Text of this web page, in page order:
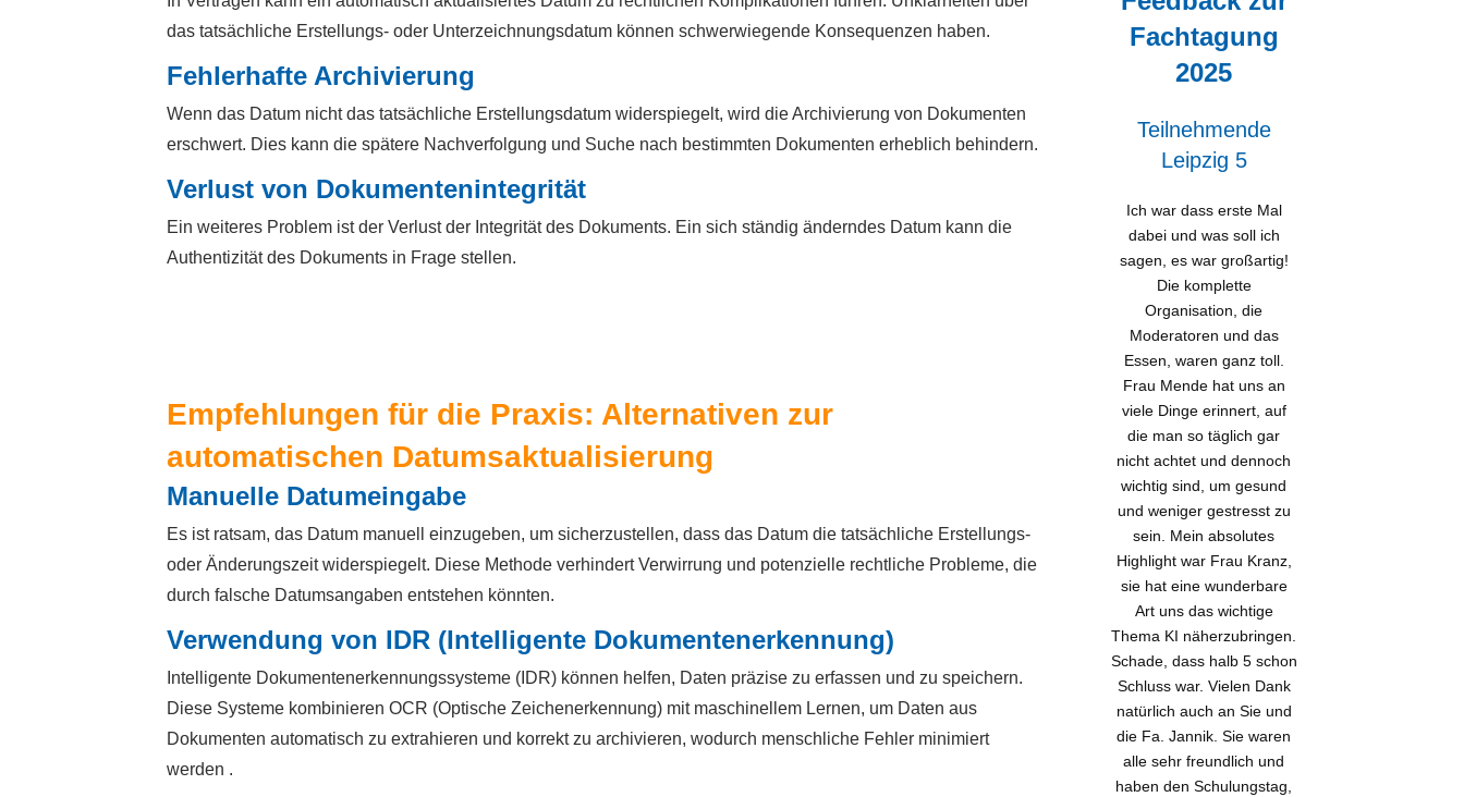
das tatsächliche Erstellungs- oder Unterzeichnungsdatum können schwerwiegende Konsequenzen haben.
Fehlerhafte Archivierung
Wenn das Datum nicht das tatsächliche Erstellungsdatum widerspiegelt, wird die Archivierung von Dokumenten
erschwert. Dies kann die spätere Nachverfolgung und Suche nach bestimmten Dokumenten erheblich behindern.
Verlust von Dokumentenintegrität
Ein weiteres Problem ist der Verlust der Integrität des Dokuments. Ein sich ständig änderndes Datum kann die
Authentizität des Dokuments in Frage stellen.
Empfehlungen für die Praxis: Alternativen zur
automatischen Datumsaktualisierung
Manuelle Datumeingabe
Es ist ratsam, das Datum manuell einzugeben, um sicherzustellen, dass das Datum die tatsächliche Erstellungs-
oder Änderungszeit widerspiegelt. Diese Methode verhindert Verwirrung und potenzielle rechtliche Probleme, die
durch falsche Datumsangaben entstehen könnten.
Verwendung von IDR (Intelligente Dokumentenerkennung)
Intelligente Dokumentenerkennungssysteme (IDR) können helfen, Daten präzise zu erfassen und zu speichern.
Diese Systeme kombinieren OCR (Optische Zeichenerkennung) mit maschinellem Lernen, um Daten aus
Dokumenten automatisch zu extrahieren und korrekt zu archivieren, wodurch menschliche Fehler minimiert
werden .
Fachtagung
2025
Teilnehmende
Leipzig 5
Ich war dass erste Mal
dabei und was soll ich
sagen, es war großartig!
Die komplette
Organisation, die
Moderatoren und das
Essen, waren ganz toll.
Frau Mende hat uns an
viele Dinge erinnert, auf
die man so täglich gar
nicht achtet und dennoch
wichtig sind, um gesund
und weniger gestresst zu
sein. Mein absolutes
Highlight war Frau Kranz,
sie hat eine wunderbare
Art uns das wichtige
Thema KI näherzubringen.
Schade, dass halb 5 schon
Schluss war. Vielen Dank
natürlich auch an Sie und
die Fa. Jannik. Sie waren
alle sehr freundlich und
haben den Schulungstag,